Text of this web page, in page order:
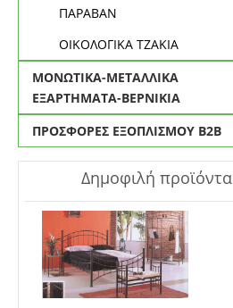
ΠΑΡΑΒΑΝ
ΟΙΚΟΛΟΓΙΚΑ ΤΖΑΚΙΑ
ΜΟΝΩΤΙΚΑ-ΜΕΤΑΛΛΙΚΑ
ΕΞΑΡΤΗΜΑΤΑ-ΒΕΡΝΙΚΙΑ
ΠΡΟΣΦΟΡΕΣ ΕΞΟΠΛΙΣΜΟΥ Β2Β
Δημοφιλή προϊόντα